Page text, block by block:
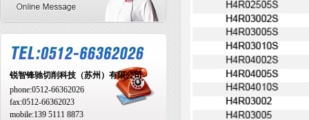
锐智锋驰切削科技（苏州）有限公司
phone:0512-66362026
fax:0512-66362023
mobile:139 5111 8873